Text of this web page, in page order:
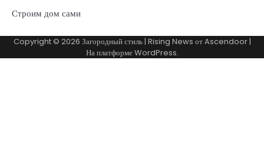
Строим дом сами
Copyright © 2026 Загородный стиль| Rising News отAscendoor|
На платформеWordPress.